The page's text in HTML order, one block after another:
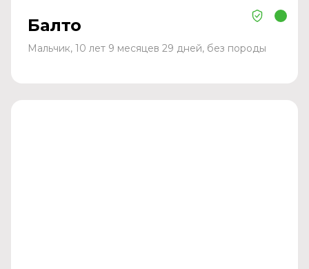
Балто
Мальчик, 10 лет 9 месяцев 29 дней, без породы